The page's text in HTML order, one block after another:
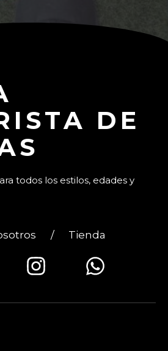
DE
todos los estilos, edades y
/ Tienda